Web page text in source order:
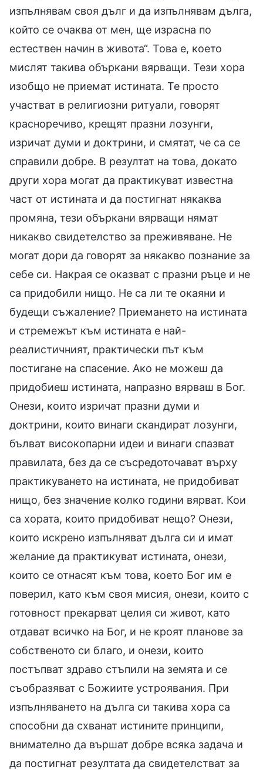
изпълнявам своя дълг и да изпълнявам дълга,
който се очаква от мен, ще израсна по
естествен начин в живота“. Това е, което
мислят такива объркани вярващи. Тези хора
изобщо не приемат истината. Те просто
участват в религиозни ритуали, говорят
красноречиво, крещят празни лозунги,
изричат думи и доктрини, и смятат, че са се
справили добре. В резултат на това, докато
други хора могат да практикуват известна
част от истината и да постигнат някаква
промяна, тези объркани вярващи нямат
никакво свидетелство за преживяване. Не
могат дори да говорят за някакво познание за
себе си. Накрая се оказват с празни ръце и не
са придобили нищо. Не са ли те окаяни и
будещи съжаление? Приемането на истината
и стремежът към истината е най-
реалистичният, практически път към
постигане на спасение. Ако не можеш да
придобиеш истината, напразно вярваш в Бог.
Онези, които изричат празни думи и
доктрини, които винаги скандират лозунги,
бълват високопарни идеи и винаги спазват
правилата, без да се съсредоточават върху
практикуването на истината, не придобиват
нищо, без значение колко години вярват. Кои
са хората, които придобиват нещо? Онези,
които искрено изпълняват дълга си и имат
желание да практикуват истината, онези,
които се отнасят към това, което Бог им е
поверил, като към своя мисия, онези, които с
готовност прекарват целия си живот, като
отдават всичко на Бог, и не кроят планове за
собственото си благо, и онези, които
постъпват здраво стъпили на земята и се
съобразяват с Божиите устроявания. При
изпълняването на дълга си такива хора са
способни да схванат истините принципи,
внимателно да вършат добре всяка задача и
да постигнат резултата да свидетелстват за